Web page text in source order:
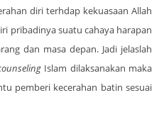
diri terhdap kekuasaan Allah
pribadinya suatu cahaya harapan
dan masa depan. Jadi jelaslah
Islam dilaksanakan maka
pemberi kecerahan batin sesuai